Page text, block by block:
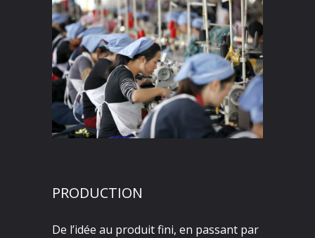
PRODUCTION
De l’idée au produit fini, en passant par